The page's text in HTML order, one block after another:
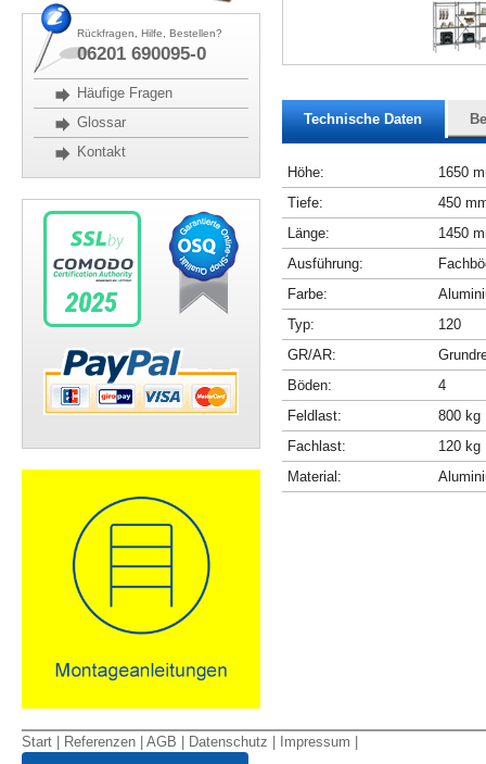
Rückfragen, Hilfe, Bestellen?
06201 690095-0
Häufige Fragen
Glossar
Kontakt
Technische Daten
Höhe:
1650
Tiefe:
450
Länge:
1450
Ausführung:
Farbe:
Typ:
120
GR/AR:
Böden:
4
Feldlast:
800 kg
Fachlast:
120 kg
Material:
Start Referenzen AGB Datenschutz Impressum